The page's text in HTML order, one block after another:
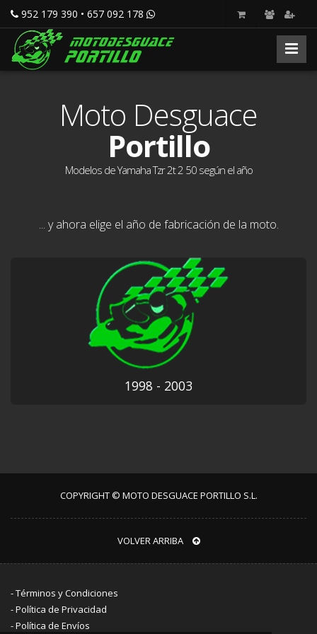
952 179 390 • 657 092 178
Moto Desguace
Portillo
Modelos de Yamaha Tzr 2t 2 50 según el año
... y ahora elige el año de fabricación de la moto.
1998 - 2003
COPYRIGHT © MOTO DESGUACE PORTILLO S.L.
VOLVER ARRIBA
-Términos y Condiciones
-Política de Privacidad
-Política de Envíos